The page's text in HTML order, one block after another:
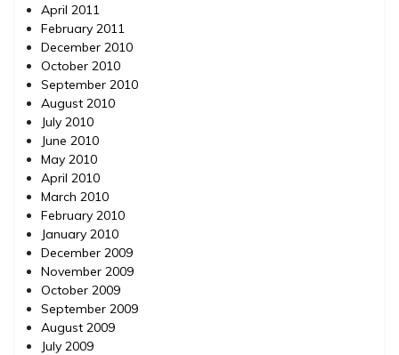
April 2011
February 2011
December 2010
October 2010
September 2010
August 2010
July 2010
June 2010
May 2010
April 2010
March 2010
February 2010
January 2010
December 2009
November 2009
October 2009
September 2009
August 2009
July 2009